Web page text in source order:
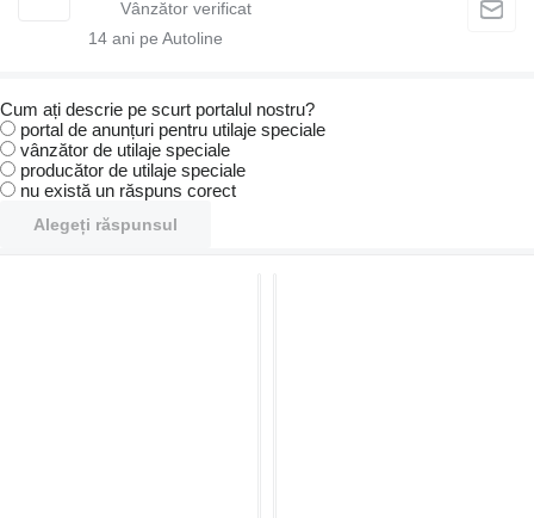
14 ani pe Autoline
Cum ați descrie pe scurt portalul nostru?
portal de anunțuri pentru utilaje speciale
vânzător de utilaje speciale
producător de utilaje speciale
nu există un răspuns corect
Alegeți răspunsul